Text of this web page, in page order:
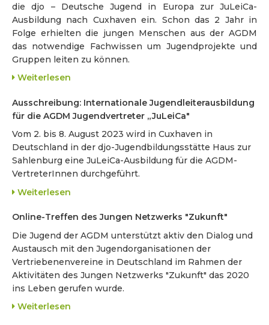
die djo – Deutsche Jugend in Europa zur JuLeiCa-
Ausbildung nach Cuxhaven ein. Schon das 2 Jahr in
Folge erhielten die jungen Menschen aus der AGDM
das notwendige Fachwissen um Jugendprojekte und
Gruppen leiten zu können.
Weiterlesen
Ausschreibung: Internationale Jugendleiterausbildung
für die AGDM Jugendvertreter „JuLeiCa"
Vom 2. bis 8. August 2023 wird in Cuxhaven in
Deutschland in der djo-Jugendbildungsstätte Haus zur
Sahlenburg eine JuLeiCa-Ausbildung für die AGDM-
VertreterInnen durchgeführt.
Weiterlesen
Online-Treffen des Jungen Netzwerks "Zukunft"
Die Jugend der AGDM unterstützt aktiv den Dialog und
Austausch mit den Jugendorganisationen der
Vertriebenenvereine in Deutschland im Rahmen der
Aktivitäten des Jungen Netzwerks "Zukunft" das 2020
ins Leben gerufen wurde.
Weiterlesen